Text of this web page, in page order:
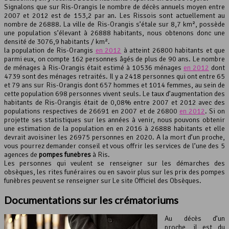
Leaflet, ©OpenStreetMapcontributeurs
Signalons que sur Ris-Orangis le nombre de décès annuels moyen entre
2007 et 2012 est de 153,2 par an. Les Rissois sont actuellement au
nombre de 26888. La ville de Ris-Orangis s’étale sur 8,7 km², possède
une population s’élevant à 26888 habitants, nous obtenons donc une
densité de 3076,9 habitants / km².
la population de Ris-Orangis en 2012 à atteint 26800 habitants et que
parmi eux, on compte 162 personnes âgés de plus de 90 ans. Le nombre
de ménages à Ris-Orangis était estimé à 10536 ménages en 2012 dont
4739 sont des ménages retraités. Il y a 2418 personnes qui ont entre 65
et 79 ans sur Ris-Orangis dont 657 hommes et 1014 femmes, au sein de
cette population 698 personnes vivent seuls. Le taux d’augmentation des
habitants de Ris-Orangis était de 0,08% entre 2007 et 2012 avec des
populations respectives de 26691 en 2007 et de 26800 en 2012. Si on
projette ses statistiques sur les années à venir, nous pouvons obtenir
une estimation de la population en en 2016 à 26888 habitants et elle
devrait avoisiner les 26975 personnes en 2020. A la mort d’un proche,
vous pourrez demander conseil et vous offrir les services de l’une des 5
agences de pompes funèbres à Ris.
Les personnes qui veulent se renseigner sur les démarches des
obsèques, les rites funéraires ou en savoir plus sur les prix des pompes
funèbres peuvent se renseigner sur Le site Officiel des Obsèques.
Documentations sur les crématoriums
Au décès d’un